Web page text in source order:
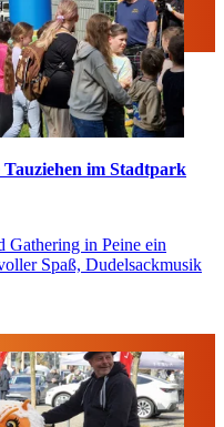
im Stadtpark
Gathering in Peine ein
Spaß, Dudelsackmusik